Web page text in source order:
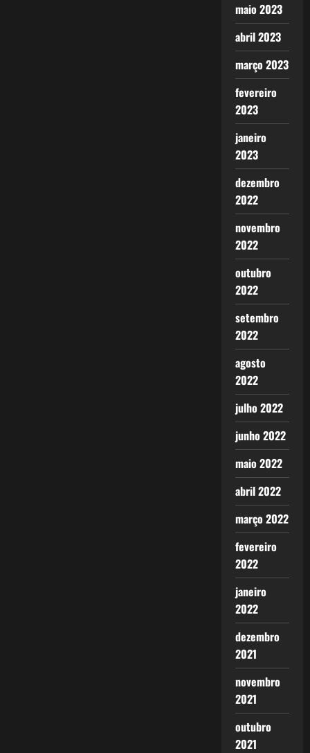
maio 2023
abril 2023
março 2023
fevereiro
2023
janeiro
2023
dezembro
2022
novembro
2022
outubro
2022
setembro
2022
agosto
2022
julho 2022
junho 2022
maio 2022
abril 2022
março 2022
fevereiro
2022
janeiro
2022
dezembro
2021
novembro
2021
outubro
2021